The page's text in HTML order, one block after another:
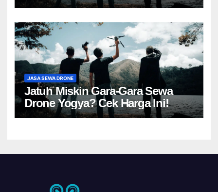
JASA SEWA DRONE
Jatuh Miskin Gara-Gara Sewa
Drone Yogya? Cek Harga Ini!